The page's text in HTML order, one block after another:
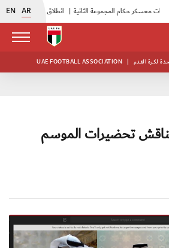
EN AR |
UAE FOOTBALL ASSOCIATION | لكرة القدم
تحضيرات الموسم